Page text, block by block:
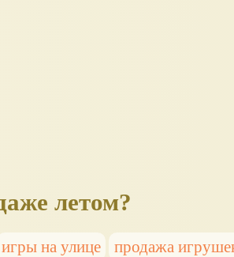
летом?
игры на улице продажа